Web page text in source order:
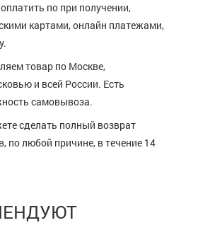
по при получении,
картами, онлайн платежами,
товар по Москве,
и всей России. Есть
самовывоза.
сделать полный возврат
по любой причине, в течение 14